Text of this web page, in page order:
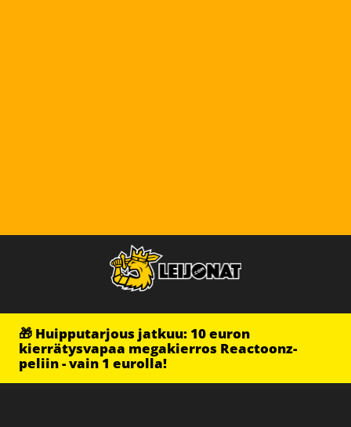
🎁 Huipputarjous jatkuu: 10 euron
kierrätysvapaa megakierros Reactoonz-
peliin - vain 1 eurolla!